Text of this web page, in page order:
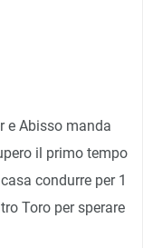
e Abisso manda
il primo tempo
condurre per 1
Toro per sperare